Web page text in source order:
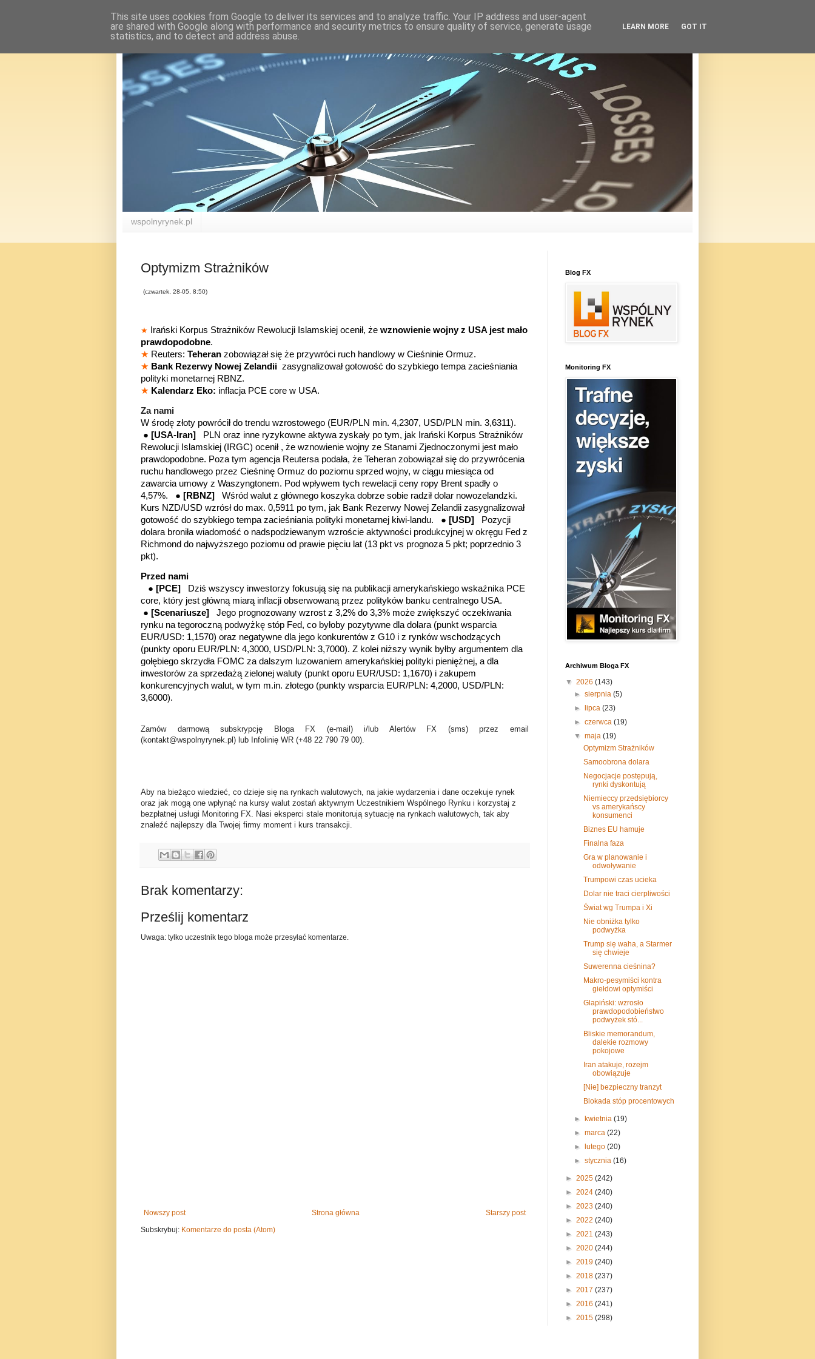
wspolnyrynek.pl
Optymizm Strażników
(czwartek, 28-05, 8:50)
★ Irański Korpus Strażników Rewolucji Islamskiej ocenił, że wznowienie wojny z USA jest mało
prawdopodobne.
★ Reuters: Teheran zobowiązał się że przywróci ruch handlowy w Cieśninie Ormuz.
★ Bank Rezerwy Nowej Zelandii zasygnalizował gotowość do szybkiego tempa zacieśniania
polityki monetarnej RBNZ.
★ Kalendarz Eko: inflacja PCE core w USA.
Za nami
W środę złoty powrócił do trendu wzrostowego (EUR/PLN min. 4,2307, USD/PLN min. 3,6311).
● [USA-Iran]
PLN oraz inne ryzykowne aktywa zyskały po tym, jak Irański Korpus Strażników
Rewolucji Islamskiej (IRGC) ocenił , że wznowienie wojny ze Stanami Zjednoczonymi jest mało
prawdopodobne. Poza tym agencja Reutersa podała, że Teheran zobowiązał się do przywrócenia
ruchu handlowego przez Cieśninę Ormuz do poziomu sprzed wojny, w ciągu miesiąca od
zawarcia umowy z Waszyngtonem. Pod wpływem tych rewelacji ceny ropy Brent spadły o
4,57%. ● [RBNZ]
Wśród walut z głównego koszyka dobrze sobie radził dolar nowozelandzki.
Kurs NZD/USD wzrósł do max. 0,5911 po tym, jak Bank Rezerwy Nowej Zelandii zasygnalizował
gotowość do szybkiego tempa zacieśniania polityki monetarnej kiwi-landu. ● [USD]
Pozycji
dolara broniła wiadomość o nadspodziewanym wzroście aktywności produkcyjnej w okręgu Fed z
Richmond do najwyższego poziomu od prawie pięciu lat (13 pkt vs prognoza 5 pkt; poprzednio 3
pkt).
Przed nami
● [PCE]
Dziś wszyscy inwestorzy fokusują się na publikacji amerykańskiego wskaźnika PCE
core, który jest główną miarą inflacji obserwowaną przez polityków banku centralnego USA.
● [Scenariusze]
Jego prognozowany wzrost z 3,2% do 3,3% może zwiększyć oczekiwania
rynku na tegoroczną podwyżkę stóp Fed, co byłoby pozytywne dla dolara (punkt wsparcia
EUR/USD: 1,1570) oraz negatywne dla jego konkurentów z G10 i z rynków wschodzących
(punkty oporu EUR/PLN: 4,3000, USD/PLN: 3,7000). Z kolei niższy wynik byłby argumentem dla
gołębiego skrzydła FOMC za dalszym luzowaniem amerykańskiej polityki pieniężnej, a dla
inwestorów za sprzedażą zielonej waluty (punkt oporu EUR/USD: 1,1670) i zakupem
konkurencyjnych walut, w tym m.in. złotego (punkty wsparcia EUR/PLN: 4,2000, USD/PLN:
3,6000).
Zamów darmową subskrypcję Bloga FX (e-mail) i/lub Alertów FX (sms) przez email
(kontakt@wspolnyrynek.pl) lub Infolinię WR (+48 22 790 79 00).
Aby na bieżąco wiedzieć, co dzieje się na rynkach walutowych, na jakie wydarzenia i dane oczekuje rynek
oraz jak mogą one wpłynąć na kursy walut zostań aktywnym Uczestnikiem Wspólnego Rynku i korzystaj z
bezpłatnej usługi Monitoring FX. Nasi eksperci stale monitorują sytuację na rynkach walutowych, tak aby
znaleźć najlepszy dla Twojej firmy moment i kurs transakcji.
Brak komentarzy:
Prześlij komentarz
Uwaga: tylko uczestnik tego bloga może przesyłać komentarze.
Nowszy post Starszy post
Strona główna
Subskrybuj: Komentarze do posta (Atom)
Blog FX
Monitoring FX
Archiwum Bloga FX
▼ 2026 (143)
►sierpnia(5)
►lipca(23)
►czerwca(19)
▼maja(19)
Optymizm Strażników
Samoobrona dolara
Negocjacje postępują,
rynki dyskontują
Niemieccy przedsiębiorcy
vs amerykańscy
konsumenci
Biznes EU hamuje
Finalna faza
Gra w planowanie i
odwoływanie
Trumpowi czas ucieka
Dolar nie traci cierpliwości
Świat wg Trumpa i Xi
Nie obniżka tylko
podwyżka
Trump się waha, a Starmer
się chwieje
Suwerenna cieśnina?
Makro-pesymiści kontra
giełdowi optymiści
Glapiński: wzrosło
prawdopodobieństwo
podwyżek stó...
Bliskie memorandum,
dalekie rozmowy
pokojowe
Iran atakuje, rozejm
obowiązuje
[Nie] bezpieczny tranzyt
Blokada stóp procentowych
►kwietnia(19)
►marca(22)
►lutego(20)
►stycznia(16)
► 2025 (242)
► 2024 (240)
► 2023 (240)
► 2022 (240)
► 2021 (243)
► 2020 (244)
► 2019 (240)
► 2018 (237)
► 2017 (237)
► 2016 (241)
► 2015 (298)
This site uses cookies from Google to deliver its services and to analyze traffic. Your IP address and user-agent
are shared with Google along with performance and security metrics to ensure quality of service, generate usage
statistics, and to detect and address abuse.
LEARN MORE GOT IT